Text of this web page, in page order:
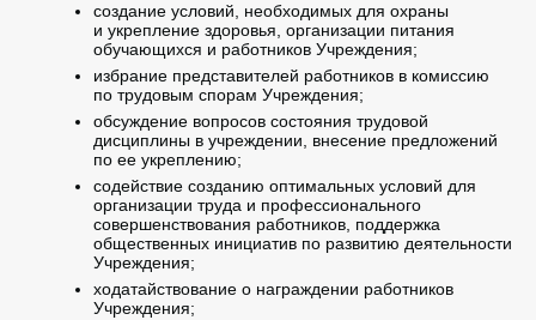
создание условий, необходимых для охраны
и укрепление здоровья, организации питания
обучающихся и работников Учреждения;
избрание представителей работников в комиссию
по трудовым спорам Учреждения;
обсуждение вопросов состояния трудовой
дисциплины в учреждении, внесение предложений
по ее укреплению;
содействие созданию оптимальных условий для
организации труда и профессионального
совершенствования работников, поддержка
общественных инициатив по развитию деятельности
Учреждения;
ходатайствование о награждении работников
Учреждения;